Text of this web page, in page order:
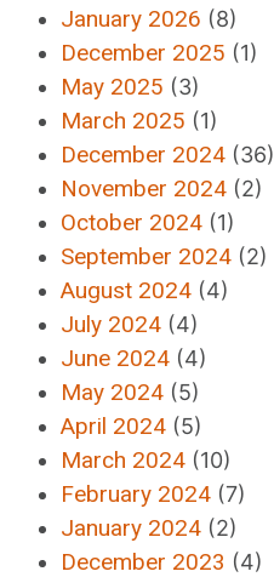
January 2026 (8)
December 2025 (1)
May 2025 (3)
March 2025 (1)
December 2024 (36)
November 2024 (2)
October 2024 (1)
September 2024 (2)
August 2024 (4)
July 2024 (4)
June 2024 (4)
May 2024 (5)
April 2024 (5)
March 2024 (10)
February 2024 (7)
January 2024 (2)
December 2023 (4)